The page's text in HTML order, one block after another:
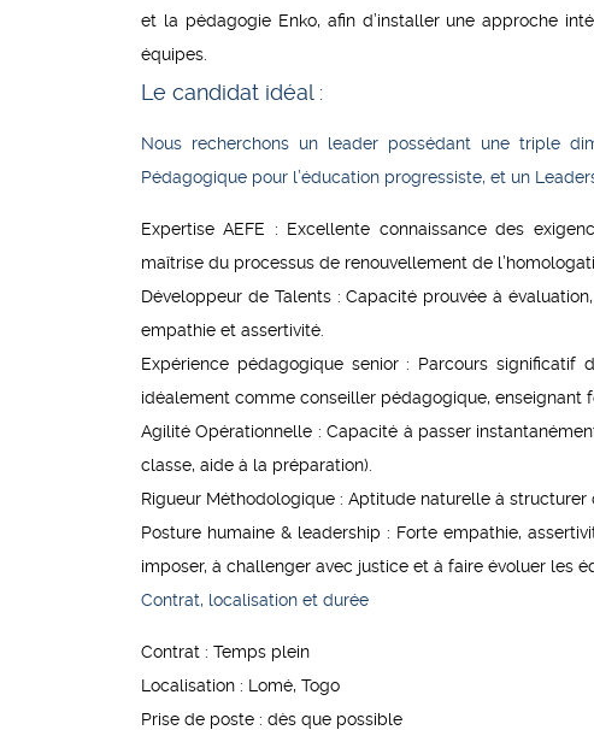
et la pédagogie Enko, afin d’installer une approche
équipes.
Le candidat idéal :
Nous recherchons un leader possédant une triple
Pédagogique pour l’éducation progressiste, et un
Expertise AEFE : Excellente connaissance des
maîtrise du processus de renouvellement de
Développeur de Talents :Capacité prouvée à
empathie et assertivité.
Expérience pédagogique senior : Parcours significatif
idéalement comme conseiller pédagogique, enseignant
Agilité Opérationnelle :Capacité à passer
classe, aide à la préparation).
Rigueur Méthodologique : Aptitude naturelle à structurer
Posture humaine & leadership : Forte empathie,
imposer, à challenger avec justice et à faire évoluer les
Contrat, localisation et durée
Contrat : Temps plein
Localisation : Lomé, Togo
Prise de poste : dès que possible